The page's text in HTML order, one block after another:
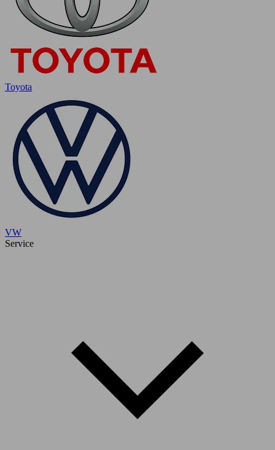
Toyota
VW
Service